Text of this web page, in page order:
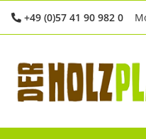
+49 (0)57 41 90 982 0